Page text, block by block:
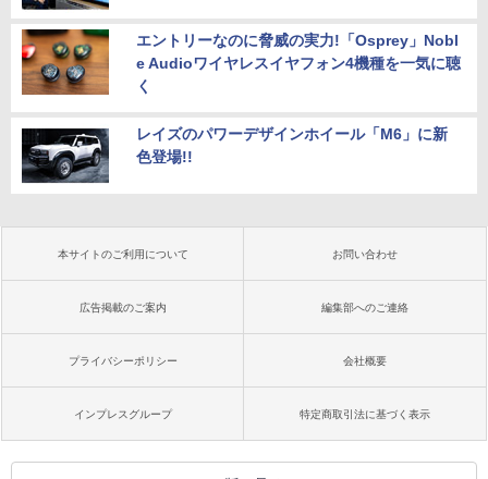
エントリーなのに脅威の実力!「Osprey」Nobl
e Audioワイヤレスイヤフォン4機種を一気に聴
く
レイズのパワーデザインホイール「M6」に新
色登場!!
本サイトのご利用について お問い合わせ
広告掲載のご案内 編集部へのご連絡
プライバシーポリシー 会社概要
インプレスグループ 特定商取引法に基づく表示